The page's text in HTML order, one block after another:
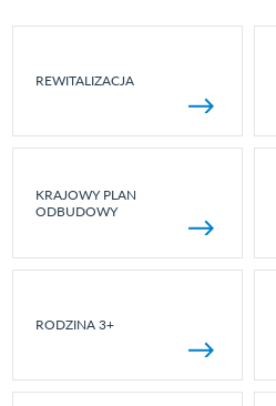
REWITALIZACJA
KRAJOWY PLAN
ODBUDOWY
RODZINA 3+